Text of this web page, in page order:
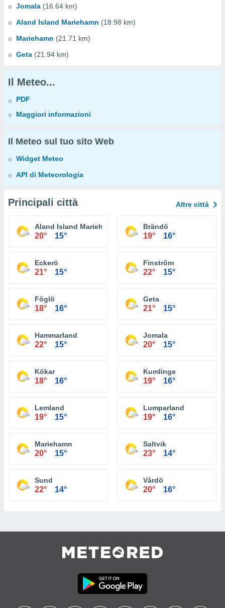
Jomala (16.64 km)
Aland Island Mariehamn (18.98 km)
Mariehamn (21.71 km)
Geta (21.94 km)
Il Meteo...
PDF
Maggiori informazioni
Il Meteo sul tuo sito Web
Widget Meteo
API di Meteorologia
Principali città Altre città
Aland Island Mariehamn
20° 15°
Brändö
19° 16°
Eckerö
21° 15°
Finström
22° 15°
Föglö
18° 16°
Geta
21° 15°
Hammarland
22° 15°
Jomala
20° 15°
Kökar
18° 16°
Kumlinge
19° 16°
Lemland
19° 15°
Lumparland
19° 16°
Mariehamn
20° 15°
Saltvik
23° 14°
Sund
22° 14°
Vårdö
20° 16°